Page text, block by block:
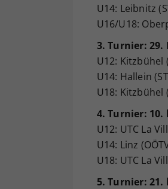
U14: Leibnitz
U16/U18:
3. Turnier: 29.
U12: Kitzbühel
U14: Hallein
U18: Kitzbühel
4. Turnier: 10.
U12: UTC La
U14: Linz
U18: UTC La
5. Turnier: 21.